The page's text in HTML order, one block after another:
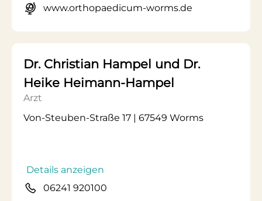
www.orthopaedicum-worms.de
Dr. Christian Hampel und Dr.
Heike Heimann-Hampel
Arzt
Von-Steuben-Straße 17 | 67549 Worms
Details anzeigen
06241 920100